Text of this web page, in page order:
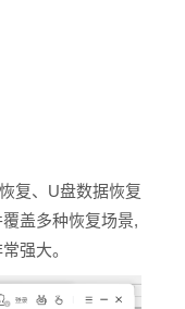
复、U盘数据恢复
盖多种恢复场景,
强大。